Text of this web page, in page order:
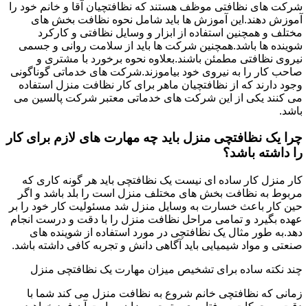
شرکت های نظافتی موظف هستند که نظافتچیان آقا و خانم خود را
آموزش دهند.این آموزش ها باید شامل نحوه نظافت بخش های
مختلف و همچنین استفاده از ابزار و وسایل نظافتی و کارکرد
شوینده ها باشد.همچنین شرکت ها باید از سلامت روانی و جسمی
نیروی نظافتی مطمئن باشند.بعلاوه نحوه برخورد با مشتری و
صاحب کار را به نیروی خود بیاموزند.شرکت های خدماتی گوناگونی
وجود دارند که از نظافتچیان ماهر برای کار نظافت منزل استفاده
می کنند یکی از این شرکت های خدماتی معتبر شرکت پالسین می
باشد.
چرا یک نظافتچی منزل باید چه مهارت های لازم برای کار
را داشته باشد؟
کار منزل کار ساده ای نیست یک نظافتچی باید هر گونه کاری که
مربوط به نظافت بخش های مختلف منزل است را بلد باشد و اگر
حین کار باعث خسارت به وسایل منزل شد مسئولیت کار خود را بر
عهده بگیرد و تمامی مراحل نظافت منزل را با دقت و درست انجام
دهد.به طور مثال یک نظافتچی در مورد استفاده از شوینده های
صنعتی و مواد شیمیایی باید آگاهی دانش و تجربه کافی داشته باشد.
چند نکته ساده برای تشخیص میزان مهارت یک نظافتچی منزل
زمانی که نظافتچی خانم شروع به نظافت منزل می کند شما با